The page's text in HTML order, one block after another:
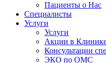
Пациенты о Нас
Специалисты
Услуги
Услуги
Акции в
Консультации
ЭКО по ОМС